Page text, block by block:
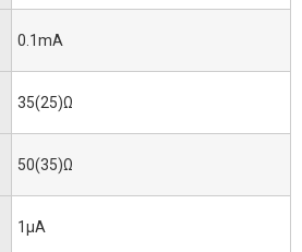
0.1mA
35(25)Ω
50(35)Ω
1μA